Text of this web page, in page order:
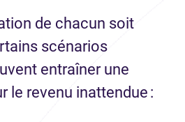
de chacun soit
scénarios
entraîner une
le revenu inattendue :